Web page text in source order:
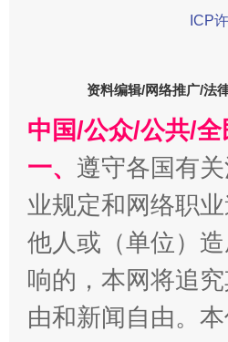
在谋一域中谋全局
ICP
资料编辑/网络推广/法
中国/公众/公共/
一、 遵守各国有
业规定和网络职
他人或（单位）
响的，本网将追
由和新闻自由。